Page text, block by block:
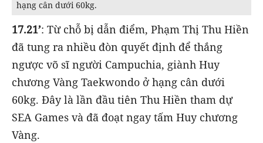
hạng cân dưới 60kg.
17.21’: Từ chỗ bị dẫn điểm, Phạm Thị Thu Hiền
đã tung ra nhiều đòn quyết định để thắng
ngược võ sĩ người Campuchia, giành Huy
chương Vàng Taekwondo ở hạng cân dưới
60kg. Đây là lần đầu tiên Thu Hiền tham dự
SEA Games và đã đoạt ngay tấm Huy chương
Vàng.